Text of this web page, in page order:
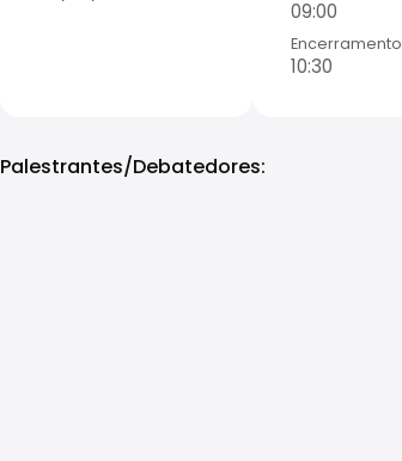
09:00
Encerramento
10:30
Palestrantes/Debatedores: